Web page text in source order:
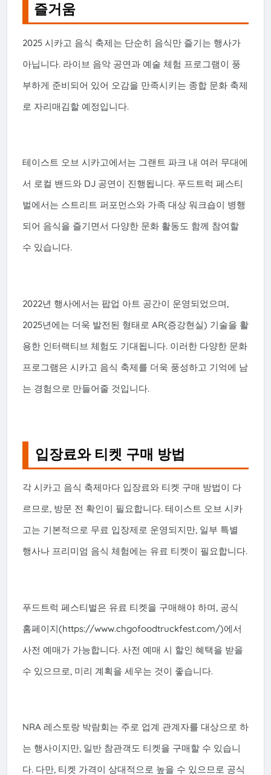
즐거움
2025 시카고 음식 축제는 단순히 음식만 즐기는 행사가
아닙니다. 라이브 음악 공연과 예술 체험 프로그램이 풍
부하게 준비되어 있어 오감을 만족시키는 종합 문화 축제
로 자리매김할 예정입니다.
테이스트 오브 시카고에서는 그랜트 파크 내 여러 무대에
서 로컬 밴드와 DJ 공연이 진행됩니다. 푸드트럭 페스티
벌에서는 스트리트 퍼포먼스와 가족 대상 워크숍이 병행
되어 음식을 즐기면서 다양한 문화 활동도 함께 참여할
수 있습니다.
2022년 행사에서는 팝업 아트 공간이 운영되었으며,
2025년에는 더욱 발전된 형태로 AR(증강현실) 기술을 활
용한 인터랙티브 체험도 기대됩니다. 이러한 다양한 문화
프로그램은 시카고 음식 축제를 더욱 풍성하고 기억에 남
는 경험으로 만들어줄 것입니다.
입장료와 티켓 구매 방법
각 시카고 음식 축제마다 입장료와 티켓 구매 방법이 다
르므로, 방문 전 확인이 필요합니다. 테이스트 오브 시카
고는 기본적으로 무료 입장제로 운영되지만, 일부 특별
행사나 프리미엄 음식 체험에는 유료 티켓이 필요합니다.
푸드트럭 페스티벌은 유료 티켓을 구매해야 하며, 공식
홈페이지(https://www.chgofoodtruckfest.com/)에서
사전 예매가 가능합니다. 사전 예매 시 할인 혜택을 받을
수 있으므로, 미리 계획을 세우는 것이 좋습니다.
NRA 레스토랑 박람회는 주로 업계 관계자를 대상으로 하
는 행사이지만, 일반 참관객도 티켓을 구매할 수 있습니
다. 다만, 티켓 가격이 상대적으로 높을 수 있으므로 공식